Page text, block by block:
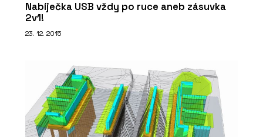
Nabíječka USB vždy po ruce aneb zásuvka
2v1!
23. 12. 2015